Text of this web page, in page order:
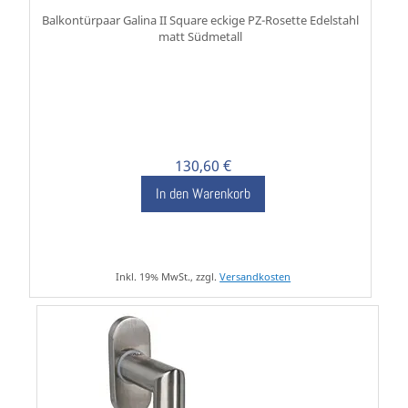
Balkontürpaar Galina II Square eckige PZ-Rosette Edelstahl
matt Südmetall
130,60 €
In den Warenkorb
Inkl. 19% MwSt., zzgl.Versandkosten